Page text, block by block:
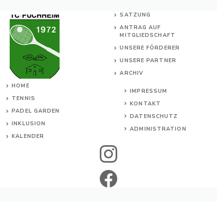
SATZUNG
ANTRAG AUF
MITGLIEDSCHAFT
UNSERE FÖRDERER
UNSERE PARTNER
ARCHIV
HOME
TENNIS
PADEL GARDEN
INKLUSION
KALENDER
IMPRESSUM
KONTAKT
DATENSCHUTZ
ADMINISTRATION